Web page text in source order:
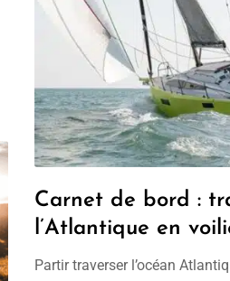
Carnet de bord :
l’Atlantique en
et tempêtes
Partir traverser l’océan